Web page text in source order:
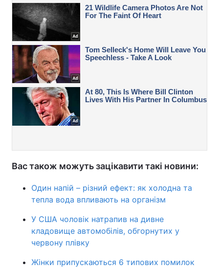
Вас також можуть зацікавити такі новини:
Один напій – різний ефект: як холодна та
тепла вода впливають на організм
У США чоловік натрапив на дивне
кладовище автомобілів, обгорнутих у
червону плівку
Жінки припускаються 6 типових помилок